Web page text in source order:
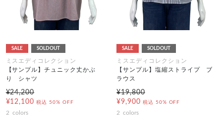
SALE SOLDOUT
ミスエディコレクション
【サンプル】チュニック丈かぶ
り シャツ
¥24,200
¥12,100 税込 50% OFF
2 colors
SALE SOLDOUT
ミスエディコレクション
【サンプル】塩縮ストライプ ブ
ラウス
¥19,800
¥9,900 税込 50% OFF
2 colors